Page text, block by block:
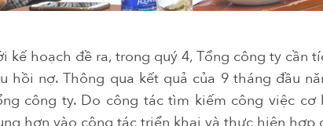
kế hoạch đề ra, trong quý 4, Tổng công ty
hồi nợ. Thông qua kết quả của 9 tháng đầu
công ty. Do công tác tìm kiếm công việc